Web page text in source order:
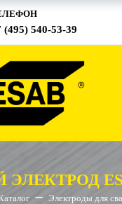
(495) 540-53-39
Электроды для